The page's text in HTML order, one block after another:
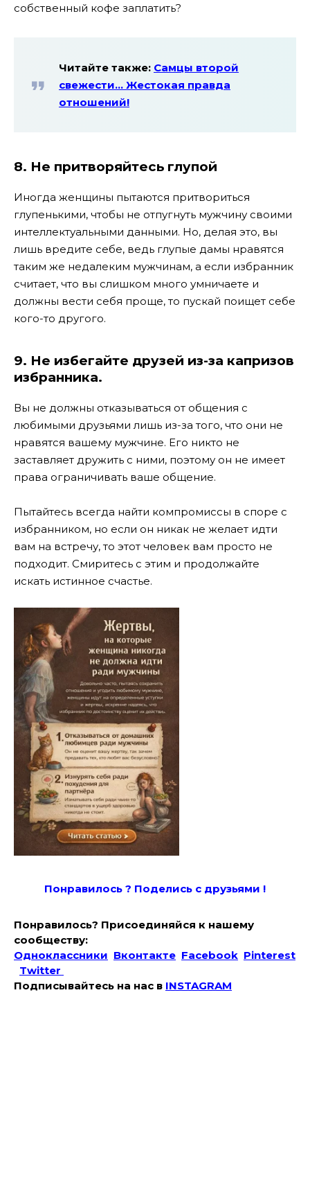
собственный кофе заплатить?
Читайте также: Самцы второй
свежести… Жестокая правда
отношений!
8. Не притворяйтесь глупой
Иногда женщины пытаются притвориться
глупенькими, чтобы не отпугнуть мужчину своими
интеллектуальными данными. Но, делая это, вы
лишь вредите себе, ведь глупые дамы нравятся
таким же недалеким мужчинам, а если избранник
считает, что вы слишком много умничаете и
должны вести себя проще, то пускай поищет себе
кого-то другого.
9. Не избегайте друзей из-за капризов
избранника.
Вы не должны отказываться от общения с
любимыми друзьями лишь из-за того, что они не
нравятся вашему мужчине. Его никто не
заставляет дружить с ними, поэтому он не имеет
права ограничивать ваше общение.
Пытайтесь всегда найти компромиссы в споре с
избранником, но если он никак не желает идти
вам на встречу, то этот человек вам просто не
подходит. Смиритесь с этим и продолжайте
искать истинное счастье.
Понравилось ? Поделись с друзьями !
Понравилось? Присоединяйся к нашему
сообществу:
Одноклассники Вконтакте Facebook Pinterest
Twitter
Подписывайтесь на наc в INSTAGRAM